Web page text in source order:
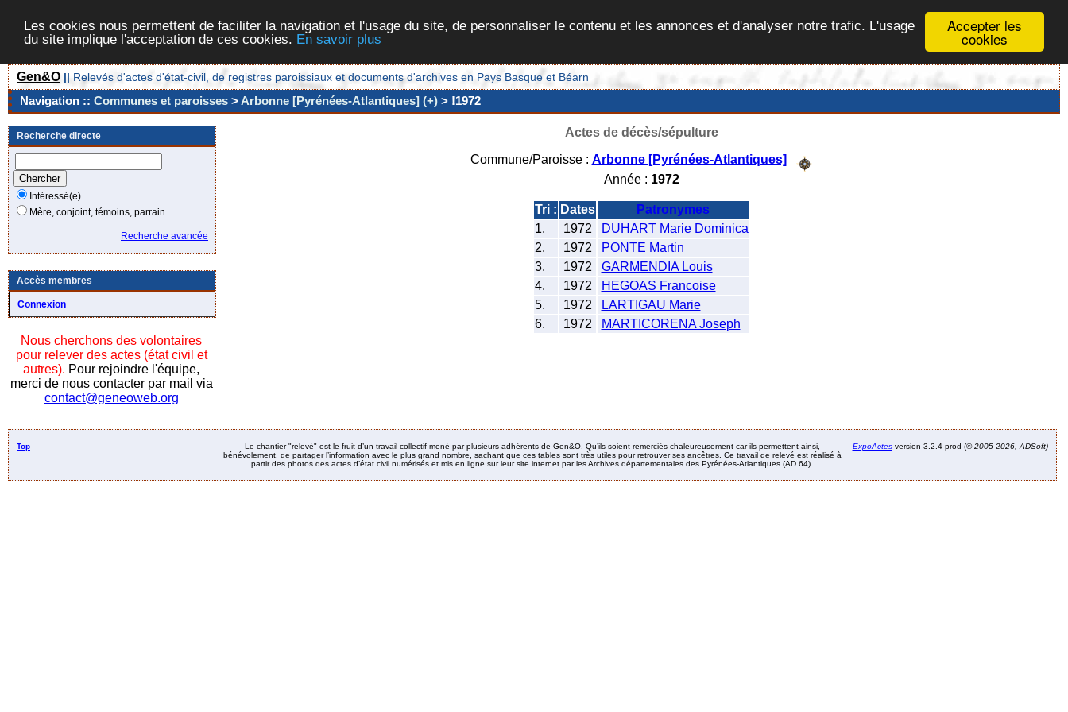
Accepter les
cookies
Les cookies nous permettent de faciliter la navigation et l'usage du site, de personnaliser le contenu et les annonces et d'analyser notre trafic. L'usage
du site implique l'acceptation de ces cookies. En savoir plus
Gen&O || Relevés d'actes d'état-civil, de registres paroissiaux et documents d'archives en Pays Basque et Béarn
Navigation :: Communes et paroisses >Arbonne [Pyrénées-Atlantiques] (+) > !1972
Recherche directe
Intéressé(e)
Mère, conjoint, témoins, parrain...
Recherche avancée
Accès membres
Connexion
Nous cherchons des volontaires
pour relever des actes (état civil et
autres). Pour rejoindre l'équipe,
merci de nous contacter par mail via
contact@geneoweb.org
Actes de décès/sépulture
Commune/Paroisse : Arbonne [Pyrénées-Atlantiques]
Année : 1972
Tri : Dates
Patronymes
1.
1972
DUHART Marie Dominica
2.
1972
PONTE Martin
3.
1972
GARMENDIA Louis
4.
1972
HEGOAS Francoise
5.
1972
LARTIGAU Marie
6.
1972 MARTICORENA Joseph
Top
Le chantier "relevé" est le fruit d’un travail collectif mené par plusieurs adhérents de Gen&O. Qu’ils soient remerciés chaleureusement car ils permettent ainsi,
bénévolement, de partager l’information avec le plus grand nombre, sachant que ces tables sont très utiles pour retrouver ses ancêtres. Ce travail de relevé est réalisé à
partir des photos des actes d’état civil numérisés et mis en ligne sur leur site internet par les Archives départementales des Pyrénées-Atlantiques (AD 64).
ExpoActesversion 3.2.4-prod (©2005-2026, ADSoft)